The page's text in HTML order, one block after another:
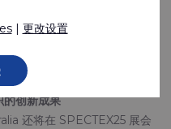
决赛是一个重要的里程碑，体
创新成果
还将在 SPECTEX25 展会
| 更改设置